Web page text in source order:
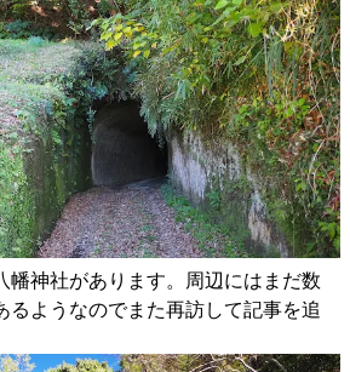
幡神社があります。周辺にはまだ数
るようなのでまた再訪して記事を追